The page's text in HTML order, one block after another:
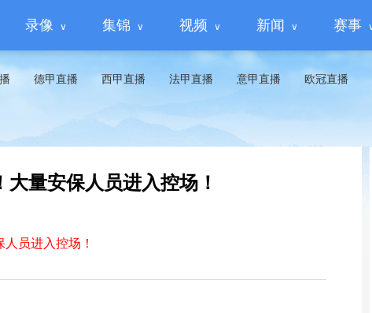
录像 集锦 视频 新闻 赛事
德甲直播 西甲直播 法甲直播 意甲直播 欧冠直播
量安保人员进入控场！
员进入控场！